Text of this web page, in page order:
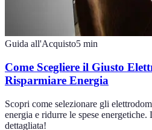
Guida all'Acquisto5 min
Come Scegliere il Giusto
Risparmiare Energia
Scopri come selezionare gli
energia e ridurre le spese
dettagliata!